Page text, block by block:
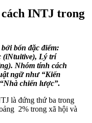
INTJ trong
bốn đặc điểm:
(iNtuitive), Lý trí
Nhóm tính cách
ngữ như “Kiến
chiến lược”.
là đứng thứ ba trong
2% trong xã hội và